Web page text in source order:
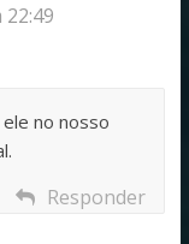
no nosso
Responder